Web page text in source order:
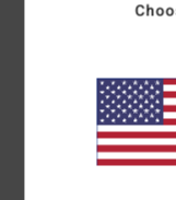
es nie langweilig.
Details &
Versand &